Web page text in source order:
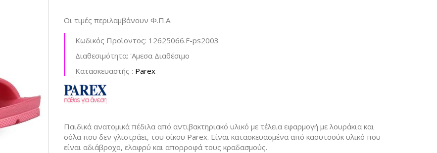
Οι τιμές περιλαμβάνουν Φ.Π.Α.
Κωδικός Προϊοντος: 12625066.F-ps2003
Διαθεσιμότητα: 'Aμεσα Διαθέσιμο
Kατασκευαστής : Parex
Παιδικά ανατομικά πέδιλα από αντιβακτηριακό υλικό με τέλεια εφαρμογή με λουράκια και
σόλα που δεν γλιστράει, του οίκου Parex. Είναι κατασκευασμένα από καουτσούκ υλικό που
είναι αδιάβροχο, ελαφρύ και απορροφά τους κραδασμούς.